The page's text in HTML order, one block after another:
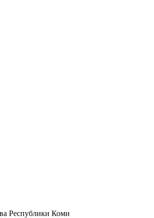
Республики Коми